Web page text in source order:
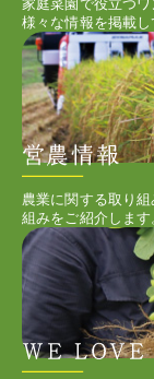
様々な情報を掲載し
農業に関する取り
組みをご紹介します